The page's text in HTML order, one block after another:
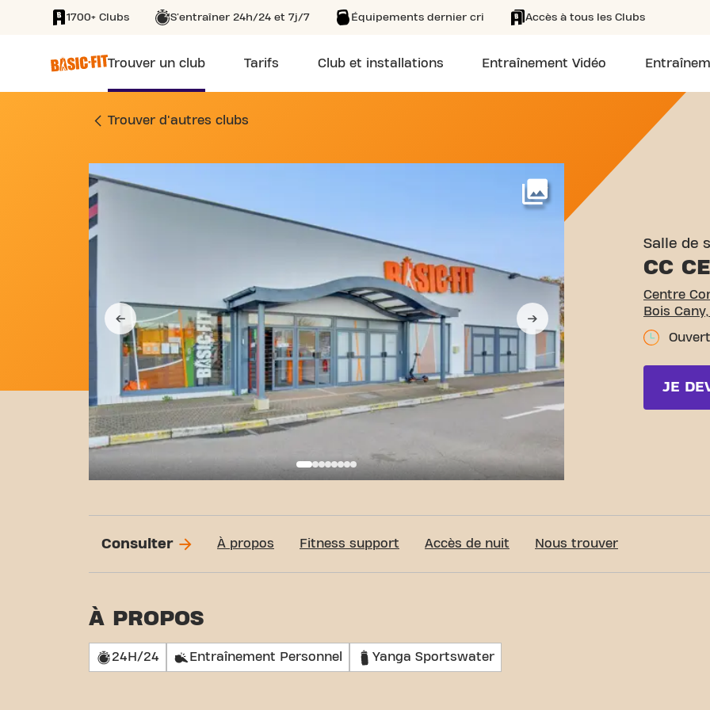
SKIP TO MAIN CONTENT
1700+ Clubs S'entraîner 24h/24 et 7j/7 Équipements dernier cri Accès à tous les Clubs
Trouver un club Tarifs Club et installations Entraînement Vidéo
SALLE DE SPORT CENTRE COMMERCIAL
Trouver d'autres clubs
Voir plus
Salle de
CC
Centre
Bois
JE
Consulter À propos Fitness support Accès de nuit Nous trouver
À PROPOS
24H/24 Entraînement Personnel Yanga Sportswater